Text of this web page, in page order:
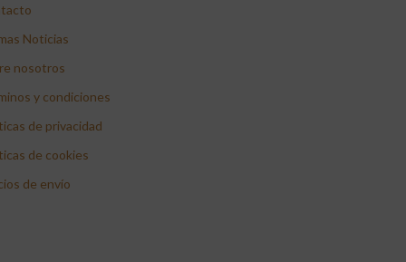
Noticias
nosotros
y condiciones
de privacidad
de cookies
de envío